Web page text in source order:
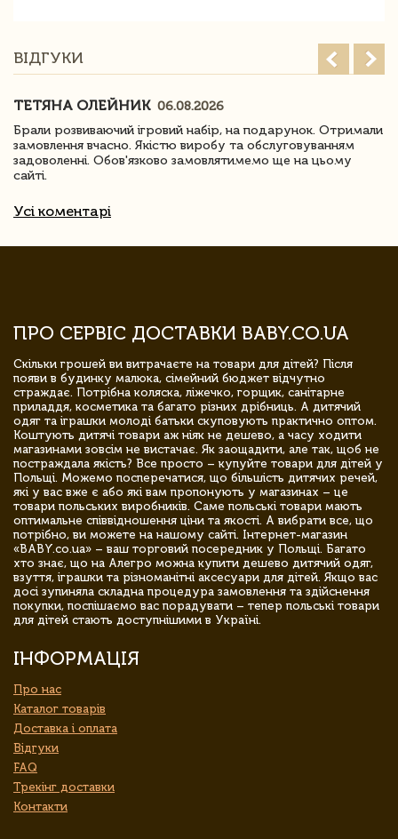
ВІДГУКИ
ТЕТЯНА ОЛЕЙНИК 06.08.2026
Брали розвиваючий ігровий набір, на подарунок. Отримали
замовлення вчасно. Якістю виробу та обслуговуванням
задоволенні. Обов'язково замовлятимемо ще на цьому
сайті.
Усі коментарі
ПРО СЕРВІС ДОСТАВКИ BABY.CO.UA
Скільки грошей ви витрачаєте на товари для дітей? Після
появи в будинку малюка, сімейний бюджет відчутно
страждає. Потрібна коляска, ліжечко, горщик, санітарне
приладдя, косметика та багато різних дрібниць. А дитячий
одяг та іграшки молоді батьки скуповують практично оптом.
Коштують дитячі товари аж ніяк не дешево, а часу ходити
магазинами зовсім не вистачає. Як заощадити, але так, щоб не
постраждала якість? Все просто – купуйте товари для дітей у
Польщі. Можемо посперечатися, що більшість дитячих речей,
які у вас вже є або які вам пропонують у магазинах – це
товари польських виробників. Саме польські товари мають
оптимальне співвідношення ціни та якості. А вибрати все, що
потрібно, ви можете на нашому сайті. Інтернет-магазин
«BABY.co.ua» – ваш торговий посередник у Польщі. Багато
хто знає, що на Алегро можна купити дешево дитячий одяг,
взуття, іграшки та різноманітні аксесуари для дітей. Якщо вас
досі зупиняла складна процедура замовлення та здійснення
покупки, поспішаємо вас порадувати – тепер польські товари
для дітей стають доступнішими в Україні.
ІНФОРМАЦІЯ
Про нас
Каталог товарів
Доставка і оплата
Відгуки
FAQ
Трекінг доставки
Контакти